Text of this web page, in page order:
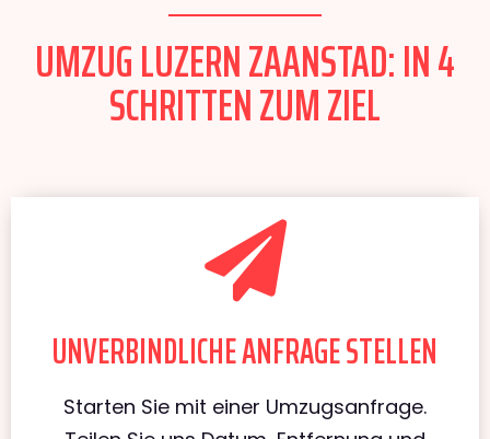
UMZUG LUZERN ZAANSTAD: IN 4
SCHRITTEN ZUM ZIEL
UNVERBINDLICHE ANFRAGE STELLEN
Starten Sie mit einer Umzugsanfrage.